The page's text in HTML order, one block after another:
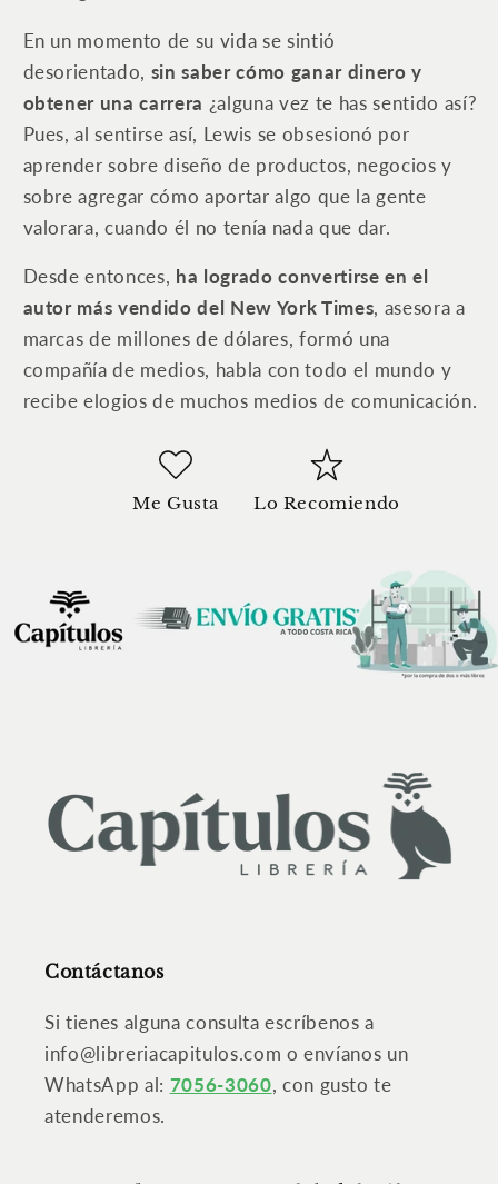
En un momento de su vida se sintió
desorientado, sin saber cómo ganar dinero y
obtener una carrera ¿alguna vez te has sentido así?
Pues, al sentirse así, Lewis se obsesionó por
aprender sobre diseño de productos, negocios y
sobre agregar cómo aportar algo que la gente
valorara, cuando él no tenía nada que dar.
Desde entonces, ha logrado convertirse en el
autor más vendido del New York Times, asesora a
marcas de millones de dólares, formó una
compañía de medios, habla con todo el mundo y
recibe elogios de muchos medios de comunicación.
Me Gusta Lo Recomiendo
Contáctanos
Si tienes alguna consulta escríbenos a
info@libreriacapitulos.com o envíanos un
WhatsApp al: 7056-3060, con gusto te
atenderemos.